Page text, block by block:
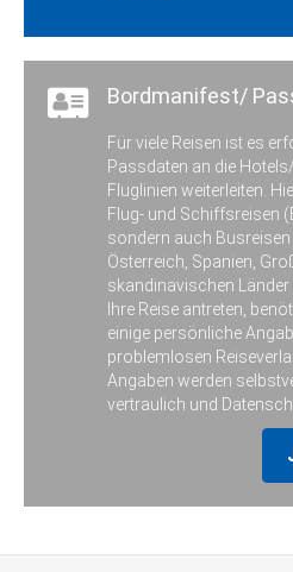
Leer, Bahnhof/ZOB, Adresse:
Bahnhofsring
Zustieg / Haltestelle
Norden, Bahnhof, Adresse:
Bahnhofstrasse
Zustieg / Haltestelle
Oldenburg, Weser-Ems-
Adresse: 26123 Oldenburg,
Zustieg / Haltestelle
Papenburg, Marktplatz
Adresse: 26871 Papenburg,
Rathausstrasse
Rastede, Bahnhof, Adresse:
Zustieg / Haltestelle
Bordmanifest/
Für viele Reisen ist es
Passdaten an die
Fluglinien weiterleiten.
Flug- und Schiffsreisen
sondern auch Busreisen
Österreich, Spanien,
skandinavischen
Ihre Reise antreten,
einige persönliche
problemlosen
Angaben werden
vertraulich und